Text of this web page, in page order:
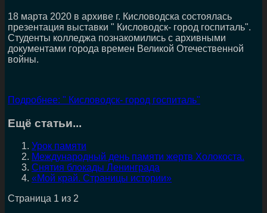
18 марта 2020 в архиве г. Кисловодска состоялась
презентация выставки " Кисловодск- город госпиталь".
Студенты колледжа познакомились с архивными
документами города времен Великой Отечественной
войны.
Подробнее: " Кисловодск- город госпиталь"
Ещё статьи...
Урок памяти
Международный день памяти жертв Холокоста.
Cнятия блокады Ленинграда
«Мой край. Страницы истории»
Страница 1 из 2